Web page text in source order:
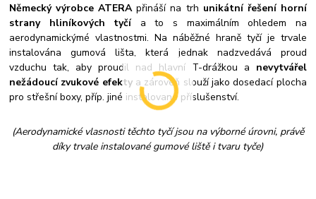
Německý výrobce ATERApřináší na trh unikátní řešení horní
strany hliníkových tyčí a to s maximálním ohledem na
aerodynamickýmé vlastnostmi. Na náběžné hraně tyčí je trvale
instalována gumová lišta, která jednak nadzvedává proud
vzduchu tak, aby proudil nad hlavní T-drážkou a nevytvářel
nežádoucí zvukové efektya zároveň slouží jako dosedací plocha
pro střešní boxy, příp. jiné instalované příslušenství.
(Aerodynamické vlasnosti těchto tyčí jsou na výborné úrovni, právě
díky trvale instalované gumové liště i tvaru tyče)